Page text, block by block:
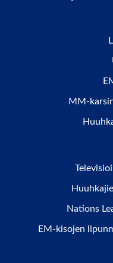
MM-
Nations
EM-kisojen